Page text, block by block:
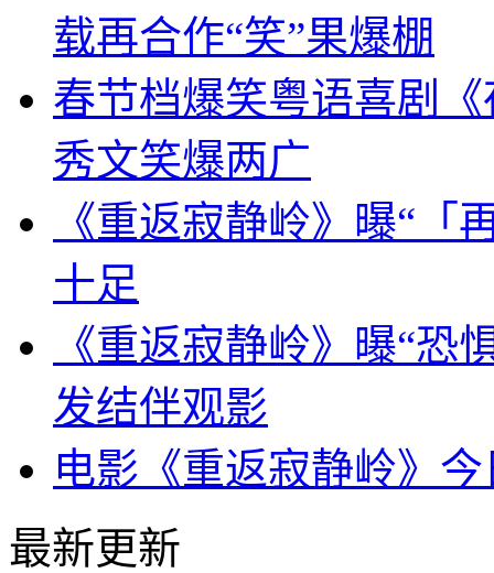
载再合作“笑”果爆棚
春节档爆笑粤语喜剧
秀文笑爆两广
《重返寂静岭》曝“「
十足
《重返寂静岭》曝“恐
发结伴观影
电影《重返寂静岭》
最新更新